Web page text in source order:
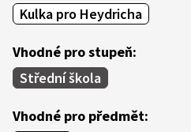
Kulka pro Heydricha
Vhodné pro stupeň:
Střední škola
Vhodné pro předmět: